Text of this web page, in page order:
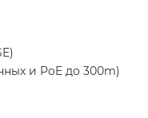
и PoE до 300m)